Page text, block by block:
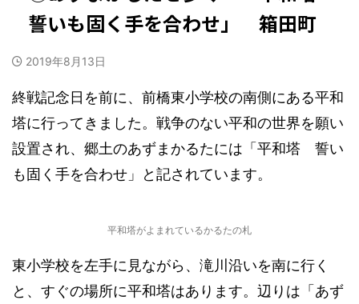
誓いも固く手を合わせ」 箱田町
2019年8月13日
終戦記念日を前に、前橋東小学校の南側にある平和
塔に行ってきました。戦争のない平和の世界を願い
設置され、郷土のあずまかるたには「平和塔 誓い
も固く手を合わせ」と記されています。
平和塔がよまれているかるたの札
東小学校を左手に見ながら、滝川沿いを南に行く
と、すぐの場所に平和塔はあります。辺りは「あず